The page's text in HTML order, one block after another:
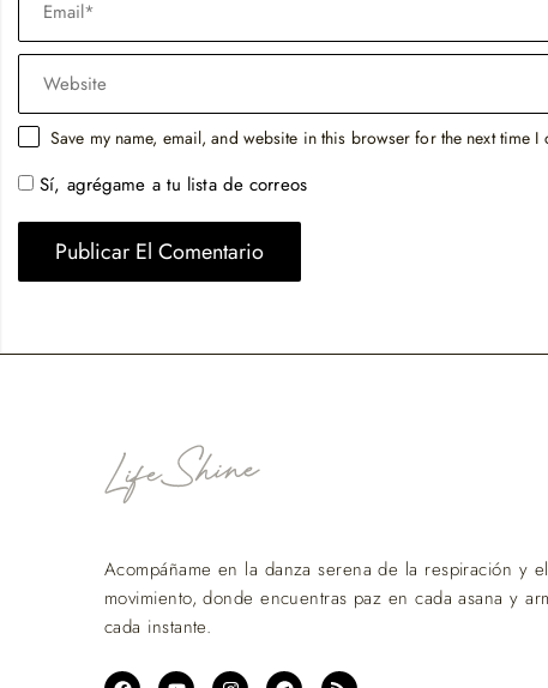
Save my name, email, and website in this browser for the next time I
Sí, agrégame a tu lista de correos
Acompáñame en la danza serena de la respiración y el
movimiento, donde encuentras paz en cada asana y
cada instante.